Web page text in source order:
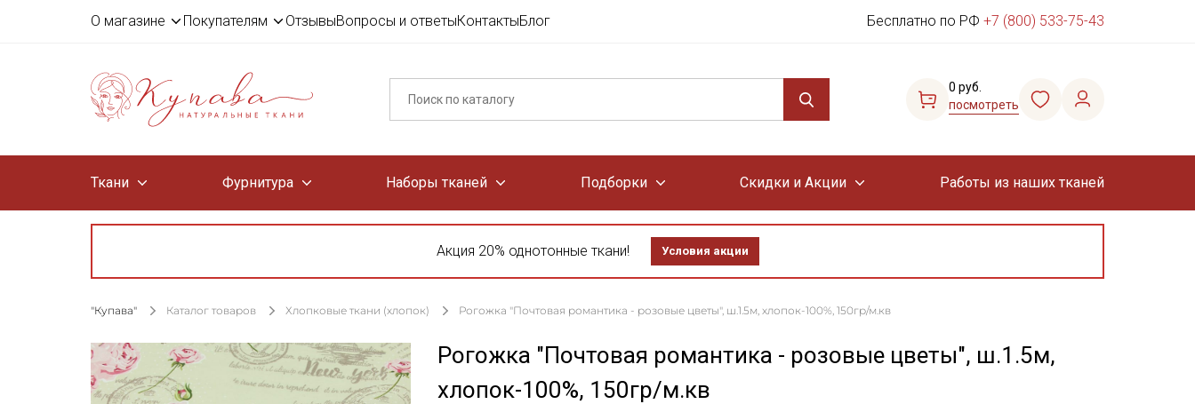
О магазине Покупателям ОтзывыВопросы и ответыКонтактыБлог Бесплатно по РФ +7 (800) 533-75-43
0 руб.
посмотреть
Ткани Фурнитура Наборы тканей Подборки Скидки и Акции Работы из наших тканей
Акция 20% однотонные ткани! Условия акции
"Купава" Каталог товаров Хлопковые ткани (хлопок) Рогожка "Почтовая романтика - розовые цветы", ш.1.5м, хлопок-100%, 150гр/м.кв
Рогожка "Почтовая романтика - розовые цветы", ш.1.5м,
хлопок-100%, 150гр/м.кв